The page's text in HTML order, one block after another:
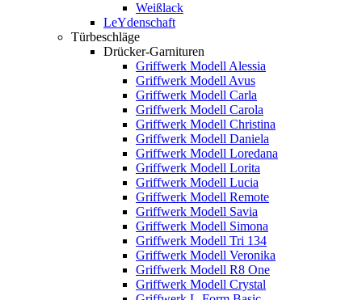
Weißlack
LeYdenschaft
Türbeschläge
Drücker-Garnituren
Griffwerk Modell Alessia
Griffwerk Modell Avus
Griffwerk Modell Carla
Griffwerk Modell Carola
Griffwerk Modell Christina
Griffwerk Modell Daniela
Griffwerk Modell Loredana
Griffwerk Modell Lorita
Griffwerk Modell Lucia
Griffwerk Modell Remote
Griffwerk Modell Savia
Griffwerk Modell Simona
Griffwerk Modell Tri 134
Griffwerk Modell Veronika
Griffwerk Modell R8 One
Griffwerk Modell Crystal